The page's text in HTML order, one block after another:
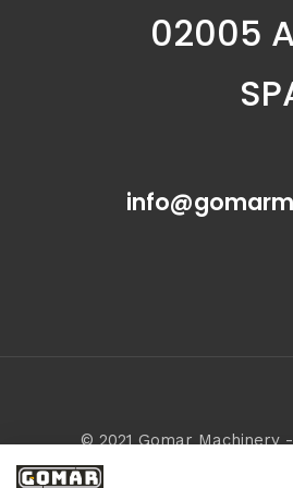
02005
© 2021 Gomar Machinery
Todas las marcas aquí